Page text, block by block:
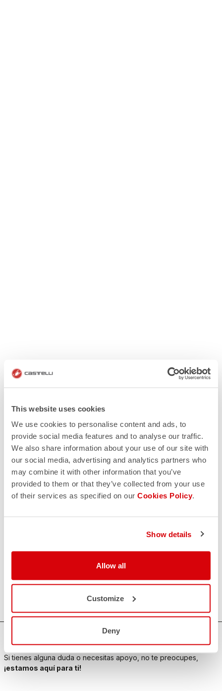
This website uses cookies
We use cookies to personalise content and ads, to
provide social media features and to analyse our traffic.
We also share information about your use of our site with
our social media, advertising and analytics partners who
may combine it with other information that you’ve
provided to them or that they’ve collected from your use
of their services as specified on our Cookies Policy.
Show details
Allow all
Customize
Deny
¿NECESITAS AYUDA?
Si tienes alguna duda o necesitas apoyo, no te preocupes,
¡estamos aquí para ti!